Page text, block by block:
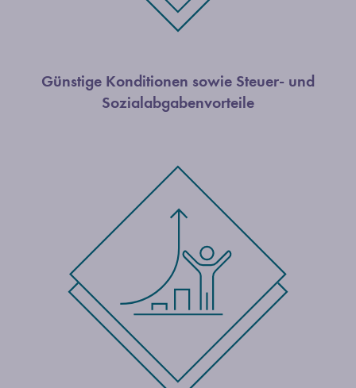
Günstige Konditionen sowie Steuer- und
Sozialabgabenvorteile